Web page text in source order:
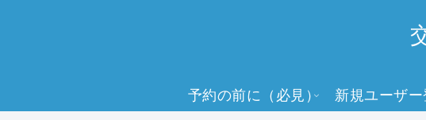
予約の前に（必見） 新規ユーザ